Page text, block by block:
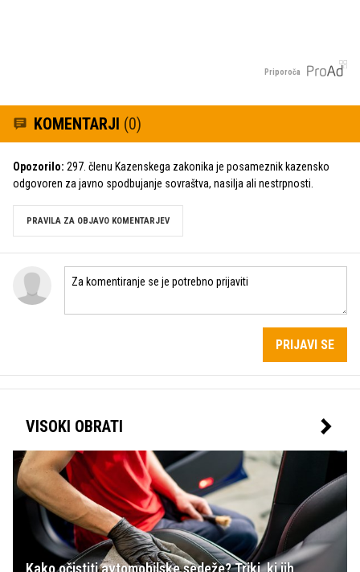
Priporoča
KOMENTARJI (0)
Opozorilo: 297. členu Kazenskega zakonika je posameznik kazensko
odgovoren za javno spodbujanje sovraštva, nasilja ali nestrpnosti.
PRAVILA ZA OBJAVO KOMENTARJEV
PRIJAVI SE
VISOKI OBRATI
Kako očistiti avtomobilske sedeže? Triki, ki jih